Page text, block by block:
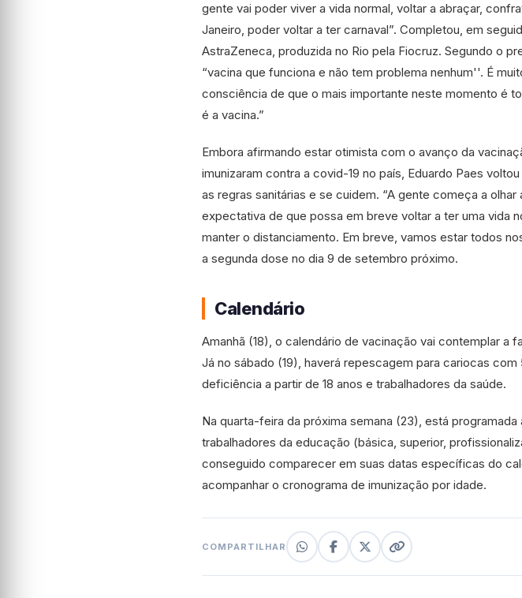
gente vai poder viver a vida normal, voltar a abraçar,
Janeiro, poder voltar a ter carnaval”. Completou, em
AstraZeneca, produzida no Rio pela Fiocruz. Segundo o
“vacina que funciona e não tem problema nenhum''. É
consciência de que o mais importante neste momento é
é a vacina.”
Embora afirmando estar otimista com o avanço da
imunizaram contra a covid-19 no país, Eduardo Paes
as regras sanitárias e se cuidem. “A gente começa a
expectativa de que possa em breve voltar a ter uma vida
manter o distanciamento. Em breve, vamos estar todos
a segunda dose no dia 9 de setembro próximo.
Calendário
Amanhã (18), o calendário de vacinação vai contemplar a
Já no sábado (19), haverá repescagem para cariocas
deficiência a partir de 18 anos e trabalhadores da saúde.
Na quarta-feira da próxima semana (23), está
trabalhadores da educação (básica, superior,
conseguido comparecer em suas datas específicas do
acompanhar o cronograma de imunização por idade.
COMPARTILHAR